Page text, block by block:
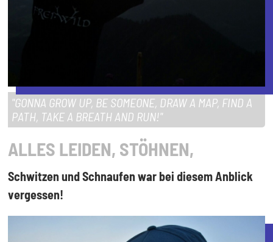
"GONNA GROW UP, BE SOMEONE, DRAW A MAP, FIND A
PATH, TAKE A BREATH AND RUN!"
ALLES LEIDEN, STÖHNEN,
Schwitzen und Schnaufen war bei diesem Anblick
vergessen!